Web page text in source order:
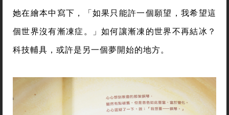
她在繪本中寫下，「如果只能許一個願望，我希望這
個世界沒有漸凍症。」如何讓漸凍的世界不再結冰？
科技輔具，或許是另一個夢開始的地方。